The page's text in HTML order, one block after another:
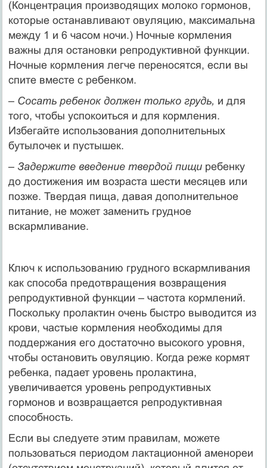
(Концентрация производящих молоко гормонов,
которые останавливают овуляцию, максимальна
между 1 и 6 часом ночи.) Ночные кормления
важны для остановки репродуктивной функции.
Ночные кормления легче переносятся, если вы
спите вместе с ребенком.
– Сосать ребенок должен только грудь, и для
того, чтобы успокоиться и для кормления.
Избегайте использования дополнительных
бутылочек и пустышек.
– Задержите введение твердой пищиребенку
до достижения им возраста шести месяцев или
позже. Твердая пища, давая дополнительное
питание, не может заменить грудное
вскармливание.
Ключ к использованию грудного вскармливания
как способа предотвращения возвращения
репродуктивной функции – частота кормлений.
Поскольку пролактин очень быстро выводится из
крови, частые кормления необходимы для
поддержания его достаточно высокого уровня,
чтобы остановить овуляцию. Когда реже кормят
ребенка, падает уровень пролактина,
увеличивается уровень репродуктивных
гормонов и возвращается репродуктивная
способность.
Если вы следуете этим правилам, можете
пользоваться периодом лактационной аменореи